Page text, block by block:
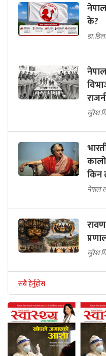
के?
डा.
सुरेश
किन
नेपाल
सुरेश
सबै हेर्नुहोस